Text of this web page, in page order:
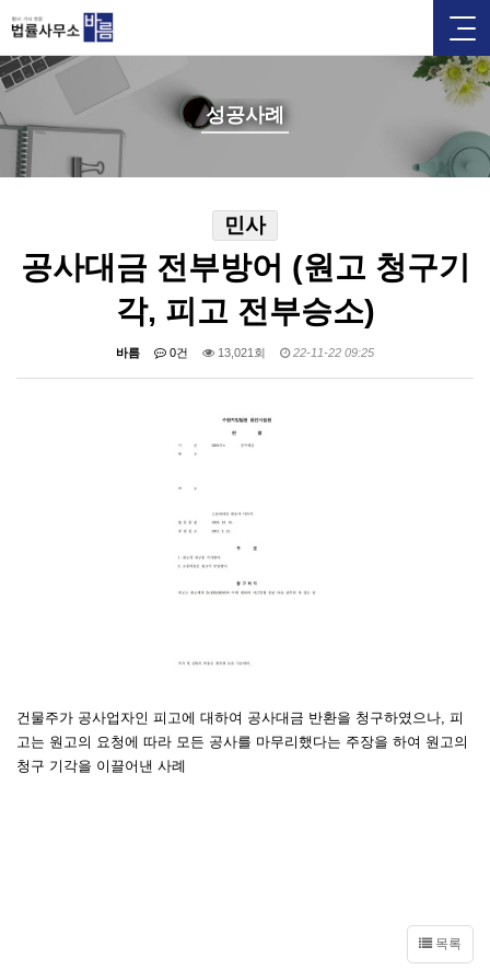
성공사례
민사
공사대금 전부방어 (원고 청구기
각, 피고 전부승소)
바름 0건 13,021회 22-11-22 09:25
건물주가 공사업자인 피고에 대하여 공사대금 반환을 청구하였으나, 피
고는 원고의 요청에 따라 모든 공사를 마무리했다는 주장을 하여 원고의
청구 기각을 이끌어낸 사례
목록